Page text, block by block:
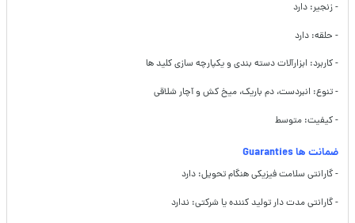
- زنجیر: دارد
- حلقه: دارد
- کاربرد: ابزارآلات دسته بندی و یکپارچه سازی کلید ها
- تنوع: انبردست، دم باریک، میخ کش و آچار شلاقی
- کیفیت: متوسط
ضمانت ها Guaranties
- گارانتی سلامت فیزیکی هنگام تحویل: دارد
- گارانتی مدت دار تولید کننده یا شرکتی: ندارد